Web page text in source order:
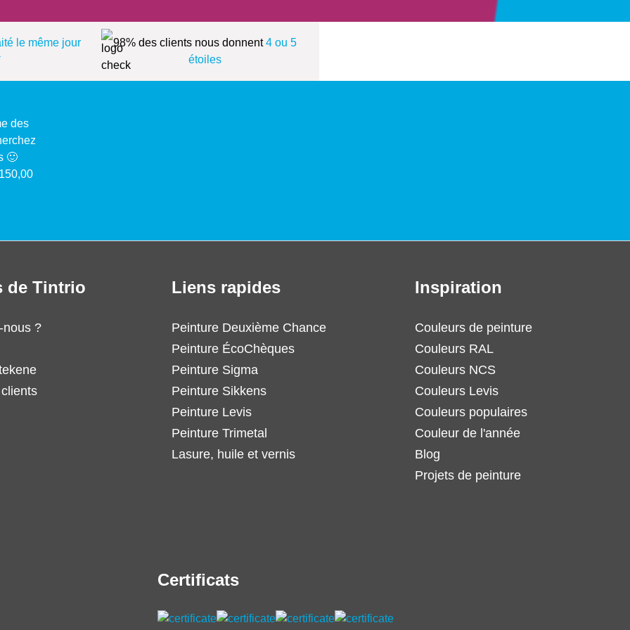
le même jour
98% des clients nous donnent4 ou 5
étoiles
des
🙂
de Tintrio
nous ?
Liens rapides
Peinture Deuxième Chance
Peinture ÉcoChèques
Peinture Sigma
Peinture Sikkens
Peinture Levis
Peinture Trimetal
Lasure, huile et vernis
Inspiration
Couleurs de peinture
Couleurs RAL
Couleurs NCS
Couleurs Levis
Couleurs populaires
Couleur de l'année
Blog
Projets de peinture
Certificats